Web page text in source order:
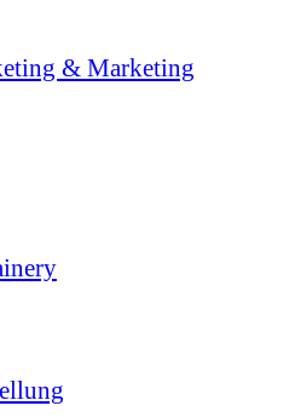
& Marketing